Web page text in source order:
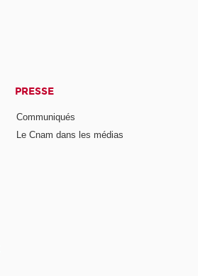
PRESSE
Communiqués
Le Cnam dans les médias